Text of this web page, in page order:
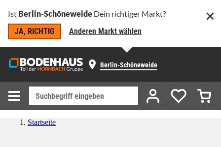
Ist Berlin-Schöneweide Dein richtiger Markt?
JA, RICHTIG
Anderen Markt wählen
Berlin-Schöneweide
Startseite